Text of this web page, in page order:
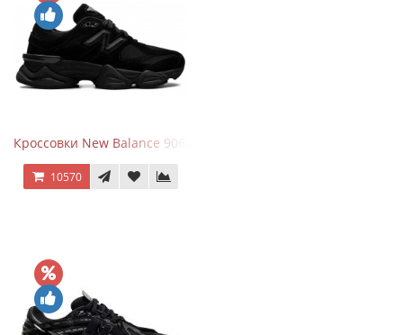
Кроссовки New Balance 9060 Triple Black
10570